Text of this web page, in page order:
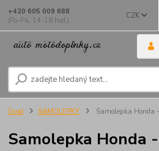
CZK
+420 605 009 688
(Po-Pá, 14-18 hod.)
Úvod SAMOLEPKY Samolepka Honda
Samolepka Honda